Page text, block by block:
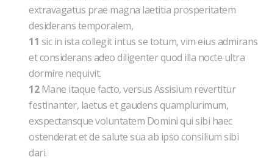
extravagatus prae magna laetitia prosperitatem
desiderans temporalem,
11 sic in ista collegit intus se totum, vim eius admirans
et considerans adeo diligenter quod illa nocte ultra
dormire nequivit.
12Mane itaque facto, versus Assisium revertitur
festinanter, laetus et gaudens quamplurimum,
exspectansque voluntatem Domini qui sibi haec
ostenderat et de salute sua ab ipso consilium sibi
dari.